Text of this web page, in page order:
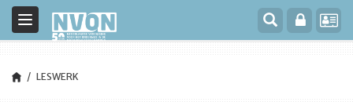
Toggle
navigation
LESWERK